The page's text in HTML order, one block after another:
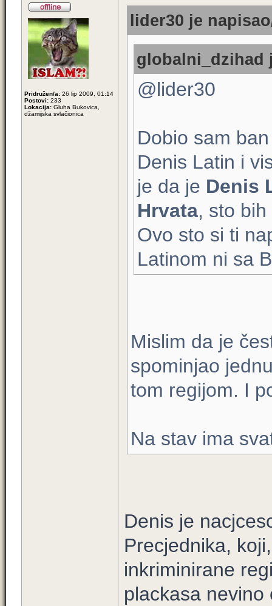
Pridružen/a: 26 lip 2009, 01:14
Postovi: 233
Lokacija: Gluha Bukovica,
džamijska svlačionica
lider30 je
globalni_dzihad
@lider30
Dobio sam
Denis Latin i
je da je Denis
Hrvata, sto
Ovo sto si ti
Latinom ni sa
Mislim da je
spominjao
tom regijom. I
Na stav ima
Denis je
Precjednika,
inkriminirane
plackasa